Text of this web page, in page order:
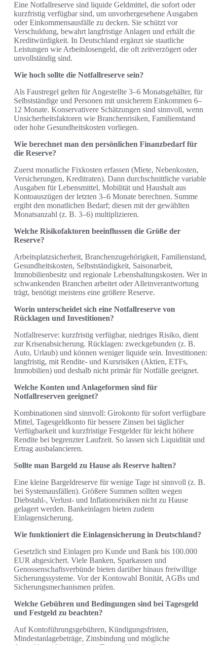
Eine Notfallreserve sind liquide Geldmittel, die sofort oder
kurzfristig verfügbar sind, um unvorhergesehene Ausgaben
oder Einkommensausfälle zu decken. Sie schützt vor
Verschuldung, bewahrt langfristige Anlagen und erhält die
Kreditwürdigkeit. In Deutschland ergänzt sie staatliche
Leistungen wie Arbeitslosengeld, die oft zeitverzögert oder
unvollständig sind.
Wie hoch sollte die Notfallreserve sein?
Als Faustregel gelten für Angestellte 3–6 Monatsgehälter, für
Selbstständige und Personen mit unsicherem Einkommen 6–
12 Monate. Konservativere Schätzungen sind sinnvoll, wenn
Unsicherheitsfaktoren wie Branchenrisiken, Familienstand
oder hohe Gesundheitskosten vorliegen.
Wie berechnet man den persönlichen Finanzbedarf für
die Reserve?
Zuerst monatliche Fixkosten erfassen (Miete, Nebenkosten,
Versicherungen, Kreditraten). Dann durchschnittliche variable
Ausgaben für Lebensmittel, Mobilität und Haushalt aus
Kontoauszügen der letzten 3–6 Monate berechnen. Summe
ergibt den monatlichen Bedarf; diesen mit der gewählten
Monatsanzahl (z. B. 3–6) multiplizieren.
Welche Risikofaktoren beeinflussen die Größe der
Reserve?
Arbeitsplatzsicherheit, Branchenzugehörigkeit, Familienstand,
Gesundheitskosten, Selbstständigkeit, Saisonarbeit,
Immobilienbesitz und regionale Lebenshaltungskosten. Wer in
schwankenden Branchen arbeitet oder Alleinverantwortung
trägt, benötigt meistens eine größere Reserve.
Worin unterscheidet sich eine Notfallreserve von
Rücklagen und Investitionen?
Notfallreserve: kurzfristig verfügbar, niedriges Risiko, dient
zur Krisenabsicherung. Rücklagen: zweckgebunden (z. B.
Auto, Urlaub) und können weniger liquide sein. Investitionen:
langfristig, mit Rendite- und Kursrisiken (Aktien, ETFs,
Immobilien) und deshalb nicht primär für Notfälle geeignet.
Welche Konten und Anlageformen sind für
Notfallreserven geeignet?
Kombinationen sind sinnvoll: Girokonto für sofort verfügbare
Mittel, Tagesgeldkonto für bessere Zinsen bei täglicher
Verfügbarkeit und kurzfristige Festgelder für leicht höhere
Rendite bei begrenzter Laufzeit. So lassen sich Liquidität und
Ertrag ausbalancieren.
Sollte man Bargeld zu Hause als Reserve halten?
Eine kleine Bargeldreserve für wenige Tage ist sinnvoll (z. B.
bei Systemausfällen). Größere Summen sollten wegen
Diebstahl-, Verlust- und Inflationsrisiken nicht zu Hause
gelagert werden. Bankeinlagen bieten zudem
Einlagensicherung.
Wie funktioniert die Einlagensicherung in Deutschland?
Gesetzlich sind Einlagen pro Kunde und Bank bis 100.000
EUR abgesichert. Viele Banken, Sparkassen und
Genossenschaftsverbünde bieten darüber hinaus freiwillige
Sicherungssysteme. Vor der Kontowahl Bonität, AGBs und
Sicherungsmechanismen prüfen.
Welche Gebühren und Bedingungen sind bei Tagesgeld
und Festgeld zu beachten?
Auf Kontoführungsgebühren, Kündigungsfristen,
Mindestanlagebeträge, Zinsbindung und mögliche